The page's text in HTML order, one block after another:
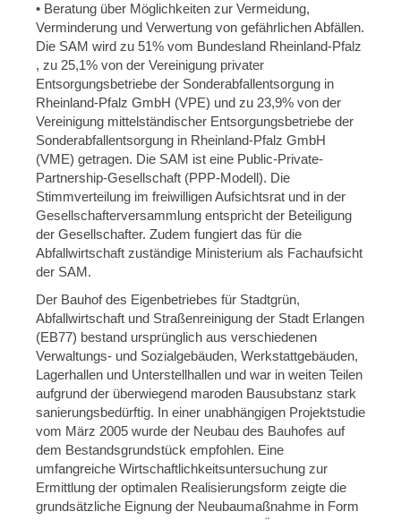
• Beratung über Möglichkeiten zur Vermeidung,
Verminderung und Verwertung von gefährlichen Abfällen.
Die SAM wird zu 51% vom Bundesland Rheinland-Pfalz
, zu 25,1% von der Vereinigung privater
Entsorgungsbetriebe der Sonderabfallentsorgung in
Rheinland-Pfalz GmbH (VPE) und zu 23,9% von der
Vereinigung mittelständischer Entsorgungsbetriebe der
Sonderabfallentsorgung in Rheinland-Pfalz GmbH
(VME) getragen. Die SAM ist eine Public-Private-
Partnership-Gesellschaft (PPP-Modell). Die
Stimmverteilung im freiwilligen Aufsichtsrat und in der
Gesellschafterversammlung entspricht der Beteiligung
der Gesellschafter. Zudem fungiert das für die
Abfallwirtschaft zuständige Ministerium als Fachaufsicht
der SAM.
Der Bauhof des Eigenbetriebes für Stadtgrün,
Abfallwirtschaft und Straßenreinigung der Stadt Erlangen
(EB77) bestand ursprünglich aus verschiedenen
Verwaltungs- und Sozialgebäuden, Werkstattgebäuden,
Lagerhallen und Unterstellhallen und war in weiten Teilen
aufgrund der überwiegend maroden Bausubstanz stark
sanierungsbedürftig. In einer unabhängigen Projektstudie
vom März 2005 wurde der Neubau des Bauhofes auf
dem Bestandsgrundstück empfohlen. Eine
umfangreiche Wirtschaftlichkeitsuntersuchung zur
Ermittlung der optimalen Realisierungsform zeigte die
grundsätzliche Eignung der Neubaumaßnahme in Form